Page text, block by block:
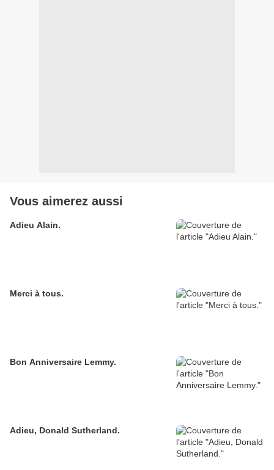
Vous aimerez aussi
Adieu Alain.
Merci à tous.
Bon Anniversaire Lemmy.
Adieu, Donald Sutherland.